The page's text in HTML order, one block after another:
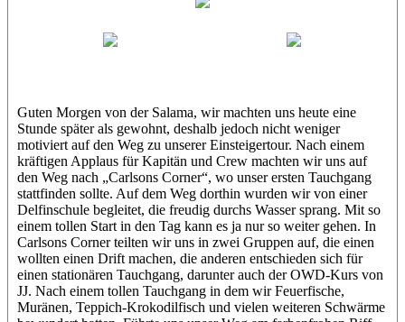
Guten Morgen von der Salama, wir machten uns heute eine
Stunde später als gewohnt, deshalb jedoch nicht weniger
motiviert auf den Weg zu unserer Einsteigertour. Nach einem
kräftigen Applaus für Kapitän und Crew machten wir uns auf
den Weg nach „Carlsons Corner“, wo unser ersten Tauchgang
stattfinden sollte. Auf dem Weg dorthin wurden wir von einer
Delfinschule begleitet, die freudig durchs Wasser sprang. Mit so
einem tollen Start in den Tag kann es ja nur so weiter gehen. In
Carlsons Corner teilten wir uns in zwei Gruppen auf, die einen
wollten einen Drift machen, die anderen entschieden sich für
einen stationären Tauchgang, darunter auch der OWD-Kurs von
JJ. Nach einem tollen Tauchgang in dem wir Feuerfische,
Muränen, Teppich-Krokodilfisch und vielen weiteren Schwärme